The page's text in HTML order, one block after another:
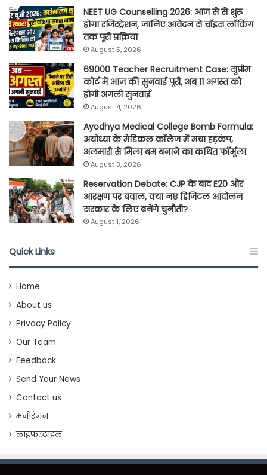
NEET UG Counselling 2026: आज से से शुरू
होगा रजिस्ट्रेशन, जानिए आवेदन से चॉइस लॉकिंग
तक पूरी प्रक्रिया
August 5, 2026
69000 Teacher Recruitment Case: सुप्रीम
कोर्ट में आज की सुनवाई पूरी, अब 11 अगस्त को
होगी अगली सुनवाई
August 4, 2026
Ayodhya Medical College Bomb Formula:
अयोध्या के मेडिकल कॉलेज में मचा हड़कंप,
अलमारी से मिला बम बनाने का कथित फॉर्मूला
August 3, 2026
Reservation Debate: CJP के बाद E20 और
आरक्षण पर बवाल, क्या नए डिजिटल आंदोलन
सरकार के लिए बनेंगे चुनौती?
August 1, 2026
Quick Links
Home
About us
Privacy Policy
Our Team
Feedback
Send Your News
Contact us
मनोरंजन
लाइफस्टाइल